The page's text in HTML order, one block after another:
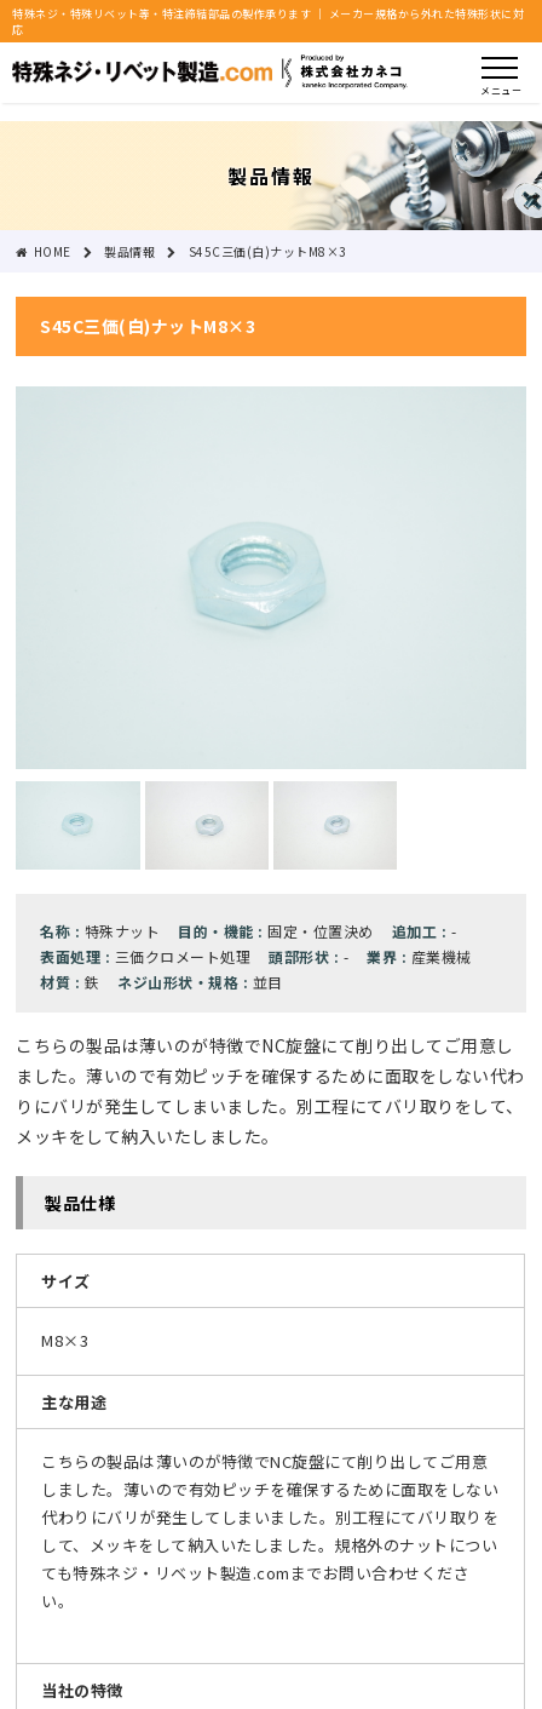
特殊ネジ・特殊リベット等・特注締結部品の製作承ります ｜ メーカー規格から外れた特殊形状に対
応
メニュー
製品情報
HOME 製品情報 S45C三価(白)ナットM8×3
S45C三価(白)ナットM8×3
名称 : 特殊ナット 目的・機能 :固定・位置決め 追加工 : -
表面処理 : 三価クロメート処理 頭部形状 : - 業界 : 産業機械
材質 : 鉄 ネジ山形状・規格 : 並目
こちらの製品は薄いのが特徴でNC旋盤にて削り出してご用意し
ました。薄いので有効ピッチを確保するために面取をしない代わ
りにバリが発生してしまいました。別工程にてバリ取りをして、
メッキをして納入いたしました。
製品仕様
サイズ
M8×3
主な用途
こちらの製品は薄いのが特徴でNC旋盤にて削り出してご用意
しました。薄いので有効ピッチを確保するために面取をしない
代わりにバリが発生してしまいました。別工程にてバリ取りを
して、メッキをして納入いたしました。規格外のナットについ
ても特殊ネジ・リベット製造.comまでお問い合わせくださ
い。
当社の特徴